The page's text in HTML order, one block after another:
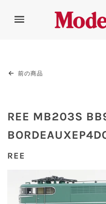
前の商品
REE MB203S
REE